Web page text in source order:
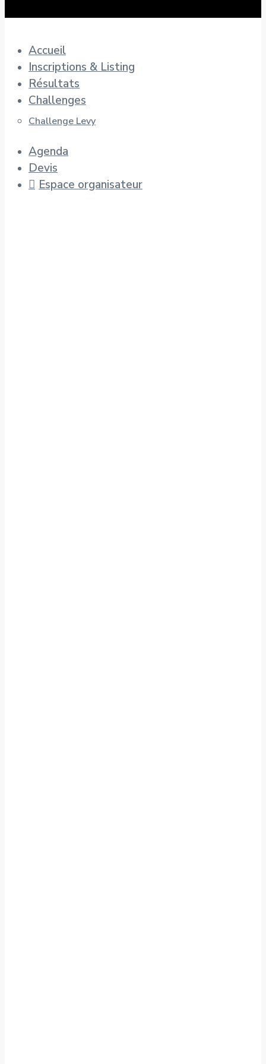
Accueil
Inscriptions & Listing
Résultats
Challenges
Challenge Levy
Agenda
Devis
Espace organisateur